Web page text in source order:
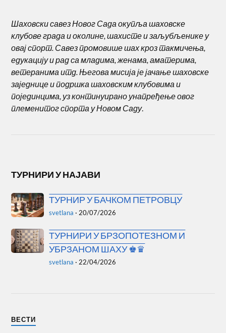
Шаховски савез Новог Сада окупља шаховске
клубове града и околине, шахисте и заљубљенике у
овај спорт. Савез промовише шах кроз такмичења,
едукацију и рад са младима, женама, аматерима,
ветеранима итд. Његова мисија је јачање шаховске
заједнице и подршка шаховским клубовима и
појединцима, уз континуирано унапређење овог
племенитог спорта у Новом Саду.
ТУРНИРИ У НАЈАВИ
ТУРНИР У БАЧКОМ ПЕТРОВЦУ
svetlana · 20/07/2026
ТУРНИРИ У БРЗОПОТЕЗНОМ И
УБРЗАНОМ ШАХУ ♚♛
svetlana · 22/04/2026
ВЕСТИ